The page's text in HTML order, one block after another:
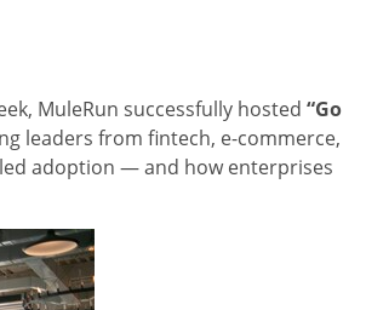
MuleRun successfully hosted “Go
leaders from fintech, e-commerce,
adoption — and how enterprises